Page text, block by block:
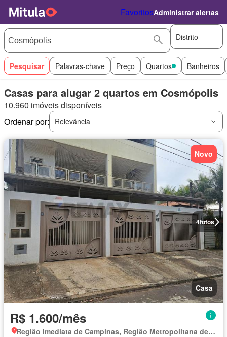
FavoritosAdministrar alertas
Distrito
Pesquisar Palavras-chave Preço Quartos Banheiros
Casas para alugar 2 quartos em Cosmópolis
10.960 imóveis disponíveis
Ordenar por:
Relevância
4fotos
Novo
Casa
R$ 1.600/mês
Região Imediata de Campinas, Região Metropolitana de Campinas